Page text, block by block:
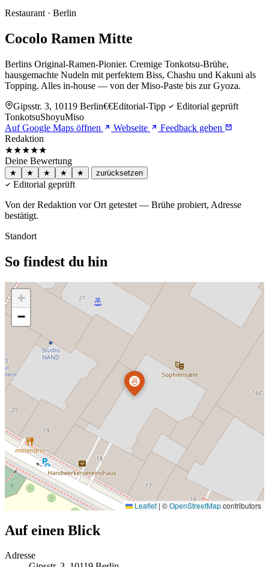
Restaurant · Berlin
Cocolo Ramen Mitte
Berlins Original-Ramen-Pionier. Cremige Tonkotsu-Brühe,
hausgemachte Nudeln mit perfektem Biss, Chashu und Kakuni als
Topping. Alles in-house — von der Miso-Paste bis zur Gyoza.
Gipsstr. 3, 10119 Berlin€€Editorial-Tipp
Editorial geprüft
TonkotsuShoyuMiso
Auf Google Maps öffnen
Webseite
Feedback geben
Redaktion
★★★★★
Deine Bewertung
★ ★ ★ ★ ★ zurücksetzen
Editorial geprüft
Von der Redaktion vor Ort getestet — Brühe probiert, Adresse
bestätigt.
Standort
So findest du hin
🍜
+
−
Leaflet | ©OpenStreetMapcontributors
Auf einen Blick
Adresse